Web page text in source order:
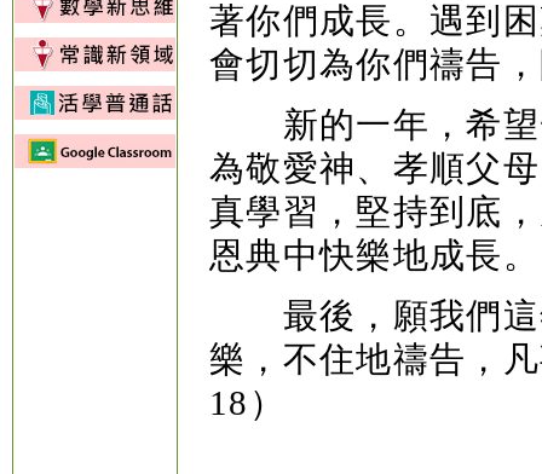
著你們成長。遇到
會切切為你們禱告
新的一年，希望
為敬愛神、孝順父
真學習，堅持到底
恩典中快樂地成長。
最後，願我們這
樂，不住地禱告，
18）